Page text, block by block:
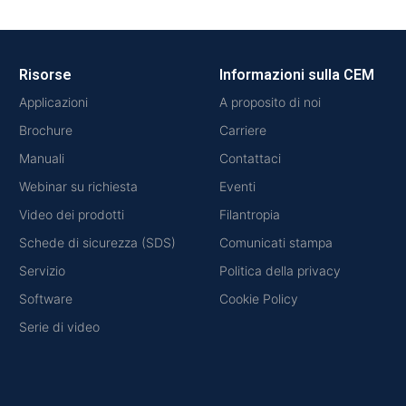
Risorse
Applicazioni
Brochure
Manuali
Webinar su richiesta
Video dei prodotti
Schede di sicurezza (SDS)
Servizio
Software
Serie di video
Informazioni sulla CEM
A proposito di noi
Carriere
Contattaci
Eventi
Filantropia
Comunicati stampa
Politica della privacy
Cookie Policy